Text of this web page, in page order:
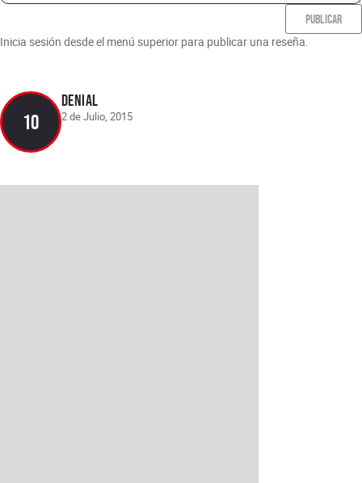
PUBLICAR
Inicia sesión desde el menú superior para publicar una reseña.
10
Denial
2 de Julio, 2015